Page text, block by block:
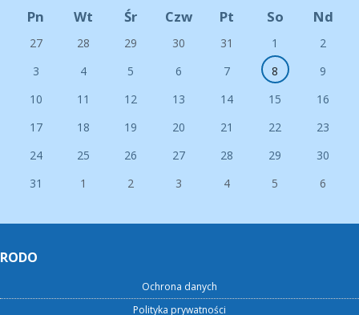
Pn Wt Śr Czw Pt So Nd
27 28 29 30 31 1
2
3
4 5 6 7 8
9
10
11 12 13 14 15
16
17
18 19 20 21 22
23
24
25 26 27 28 29
30
31
1 2 3 4 5 6
RODO
Ochrona danych
Polityka prywatności